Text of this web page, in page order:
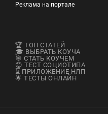
Реклама на портале
🏆 ТОП СТАТЕЙ
🎓 ВЫБРАТЬ КОУЧА
🎯 СТАТЬ КОУЧЕМ
😊 ТЕСТ СОЦИОТИПА
⌛ ПРИЛОЖЕНИЕ НЛП
🌟 ТЕСТЫ ОНЛАЙН